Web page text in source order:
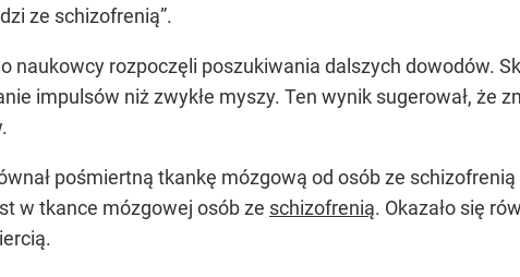
ze schizofrenią”.
naukowcy rozpoczęli poszukiwania dalszych dowodów.
impulsów niż zwykłe myszy. Ten wynik sugerował, że
pośmiertną tkankę mózgową od osób ze
w tkance mózgowej osób ze schizofrenią. Okazało się